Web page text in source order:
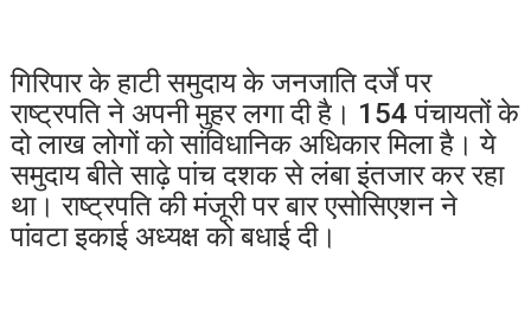
गिरिपार के हाटी समुदाय के जनजाति दर्जे पर
राष्ट्रपति ने अपनी मुहर लगा दी है। 154 पंचायतों के
दो लाख लोगों को सांविधानिक अधिकार मिला है। ये
समुदाय बीते साढ़े पांच दशक से लंबा इंतजार कर रहा
था। राष्ट्रपति की मंजूरी पर बार एसोसिएशन ने
पांवटा इकाई अध्यक्ष को बधाई दी।